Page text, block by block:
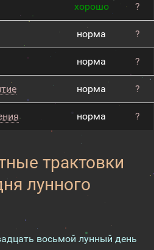
хорошо ?
норма ?
норма ?
норма ?
норма ?
трактовки
лунного
восьмой лунный день